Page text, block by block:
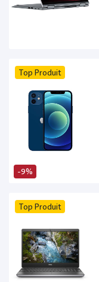
-9%
Top Produit
Top Produit